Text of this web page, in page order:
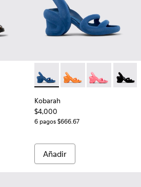
de piel azul para mujer.
001
Kobarah - K200155-051 -
Kobarah - K200155-
Kobarah -
Kobarah
$4,000
6 pagos $666.67
Añadir